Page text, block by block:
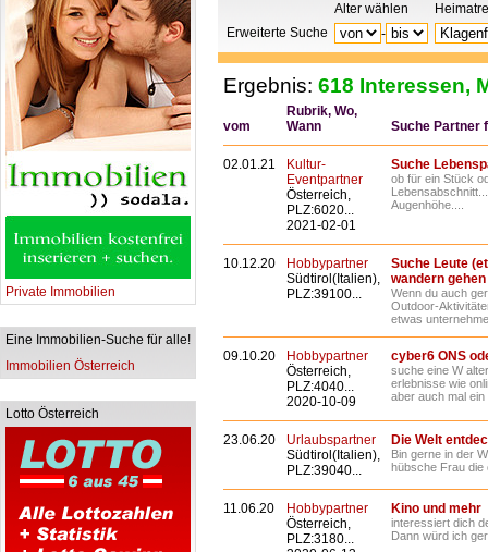
Private Immobilien
Eine Immobilien-Suche für alle!
Immobilien Österreich
Lotto Österreich
Alter wählen
Erweiterte Suche
-
Ergebnis: 618 Interessen,
vom
Rubrik, Wo,
Wann
Suche Partner
02.01.21
Kultur-
Eventpartner
Österreich,
PLZ:6020...
2021-02-01
Suche
ob für ein Stück
Augenhöhe....
10.12.20
Hobbypartner
Südtirol(Italien),
PLZ:39100...
Suche Leute
wandern
Wenn du auch
Outdoor-
etwas
09.10.20
Hobbypartner
Österreich,
PLZ:4040...
2020-10-09
cyber6 ONS
suche eine W
erlebnisse wie
aber auch mal
23.06.20
Urlaubspartner
Südtirol(Italien),
PLZ:39040...
Die Welt
Bin gerne in der
hübsche Frau die
11.06.20
Hobbypartner
Österreich,
PLZ:3180...
Kino und mehr
interessiert dich
Dann würd ich